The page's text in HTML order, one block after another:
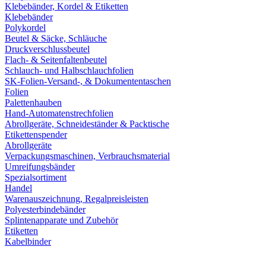
Klebebänder, Kordel & Etiketten
Klebebänder
Polykordel
Beutel & Säcke, Schläuche
Druckverschlussbeutel
Flach- & Seitenfaltenbeutel
Schlauch- und Halbschlauchfolien
SK-Folien-Versand-, & Dokumententaschen
Folien
Palettenhauben
Hand-Automatenstrechfolien
Abrollgeräte, Schneideständer & Packtische
Etikettenspender
Abrollgeräte
Verpackungsmaschinen, Verbrauchsmaterial
Umreifungsbänder
Spezialsortiment
Handel
Warenauszeichnung, Regalpreisleisten
Polyesterbindebänder
Splintenapparate und Zubehör
Etiketten
Kabelbinder